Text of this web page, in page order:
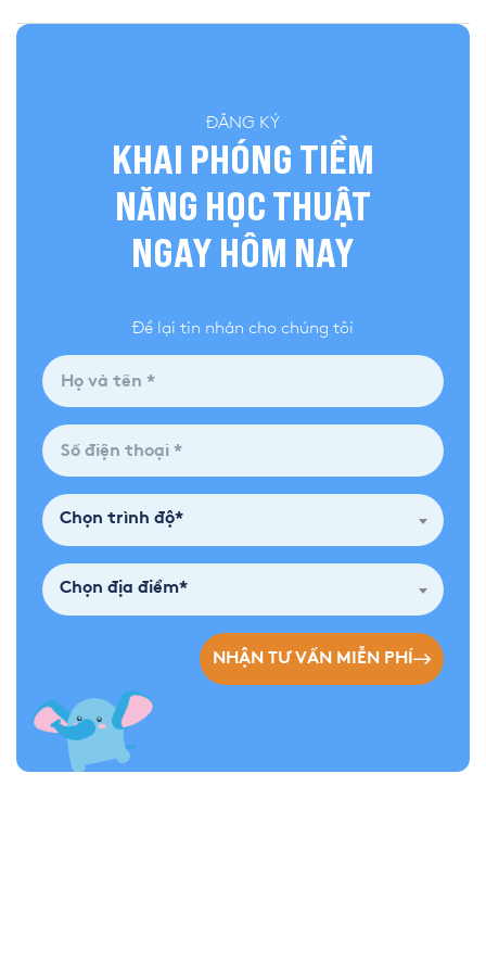
ĐĂNG KÝ
KHAI PHÓNG TIỀM
NĂNG HỌC THUẬT
NGAY HÔM NAY
Để lại tin nhắn cho chúng tôi
Chọn trình độ*
Chọn địa điểm*
NHẬN TƯ VẤN MIỄN PHÍ